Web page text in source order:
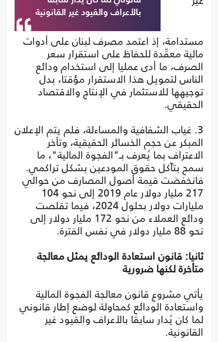
بالأعراف والقيود غير القانونية
مستدامة، إذ اعتمد مصرف لبنان على أدوات
مالية معقّدة للحفاظ على استقرار سعر
الصرف، ما أدى عمليا إلى استخدام ودائع
الناس لتمويل هذا الاستقرار مؤقتا، بدل
توجيهها للاستثمار في الإنتاج والاقتصاد
الحقيقي.
3. غياب الشفافية والمساءلة، فلم يتم الإعلان
المبكر عن حجم الخسائر الحقيقية، وتأخر
الاعتراف بما يُعرف بـ"الفجوة المالية"، ما
سمح بتآكل حقوق المودعين بشكل تراكمي.
فانخفضت قيمة أصول المصارف من حوالي
217 مليار دولار عام 2019 إلى نحو 104
مليارات دولار بحلول 2024، فيما تقلصت
ودائع العملاء من نحو 172 مليار دولار إلى
نحو 88 مليار دولار في نفس الفترة.
ثانيا: قانون استعادة الودائع يمثل معالجة
متأخرة لكنها ضرورية
يأتي مشروع قانون معالجة الفجوة المالية
واستعادة الودائع كمحاولة لوضع إطار قانوني
لما كان يُدار سابقا بالأعراف والقيود غير
القانونية.